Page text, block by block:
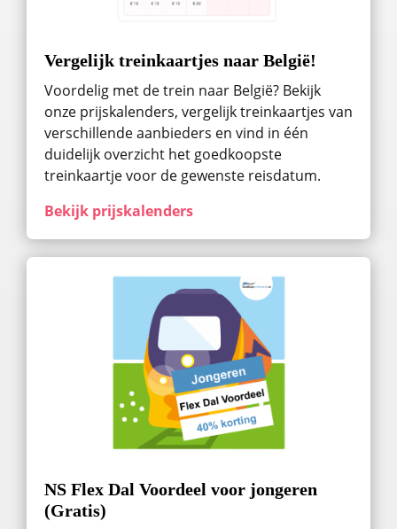
Vergelijk treinkaartjes naar België!
Voordelig met de trein naar België? Bekijk
onze prijskalenders, vergelijk treinkaartjes van
verschillende aanbieders en vind in één
duidelijk overzicht het goedkoopste
treinkaartje voor de gewenste reisdatum.
Bekijk prijskalenders
NS Flex Dal Voordeel voor jongeren
(Gratis)